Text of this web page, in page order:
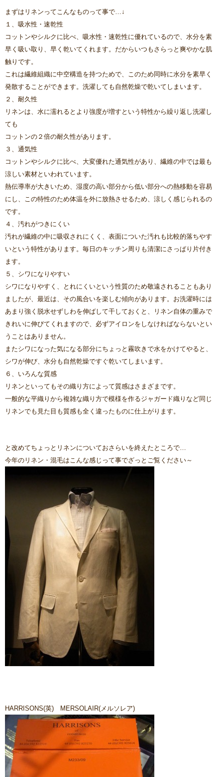
まずはリネンってこんなものって事で…↓
１、吸水性・速乾性
コットンやシルクに比べ、吸水性・速乾性に優れているので、水分を素
早く吸い取り、早く乾いてくれます。だからいつもさらっと爽やかな肌
触りです。
これは繊維組織に中空構造を持つためで、このため同時に水分を素早く
発散することができます。洗濯しても自然乾燥で乾いてしまいます。
２、耐久性
リネンは、水に濡れるとより強度が増すという特性から繰り返し洗濯し
ても
コットンの２倍の耐久性があります。
３、通気性
コットンやシルクに比べ、大変優れた通気性があり、繊維の中では最も
涼しい素材といわれています。
熱伝導率が大きいため、湿度の高い部分から低い部分への熱移動を容易
にし、この特性のため体温を外に放熱させるため、涼しく感じられるの
です。
４、汚れがつきにくい
汚れが繊維の中に吸収されにくく、表面についた汚れも比較的落ちやす
いという特性があります。毎日のキッチン周りも清潔にさっぱり片付き
ます。
５、シワになりやすい
シワになりやすく、とれにくいという性質のため敬遠されることもあり
ましたが、最近は、その風合いを楽しむ傾向があります。お洗濯時には
あまり強く脱水せずしわを伸ばして干しておくと、リネン自体の重みで
きれいに伸びてくれますので、必ずアイロンをしなければならないとい
うことはありません。
またシワになった気になる部分にちょっと霧吹きで水をかけてやると、
シワが伸び、水分も自然乾燥ですぐ乾いてしまいます。
６、いろんな質感
リネンといってもその織り方によって質感はさまざまです。
一般的な平織りから複雑な織り方で模様を作るジャガード織りなど同じ
リネンでも見た目も質感も全く違ったものに仕上がります。
と改めてちょっとリネンについておさらいを終えたところで…
今年のリネン・混毛はこんな感じって事でざっとご覧ください～
HARRISONS(英) MERSOLAIR(メルソレア)